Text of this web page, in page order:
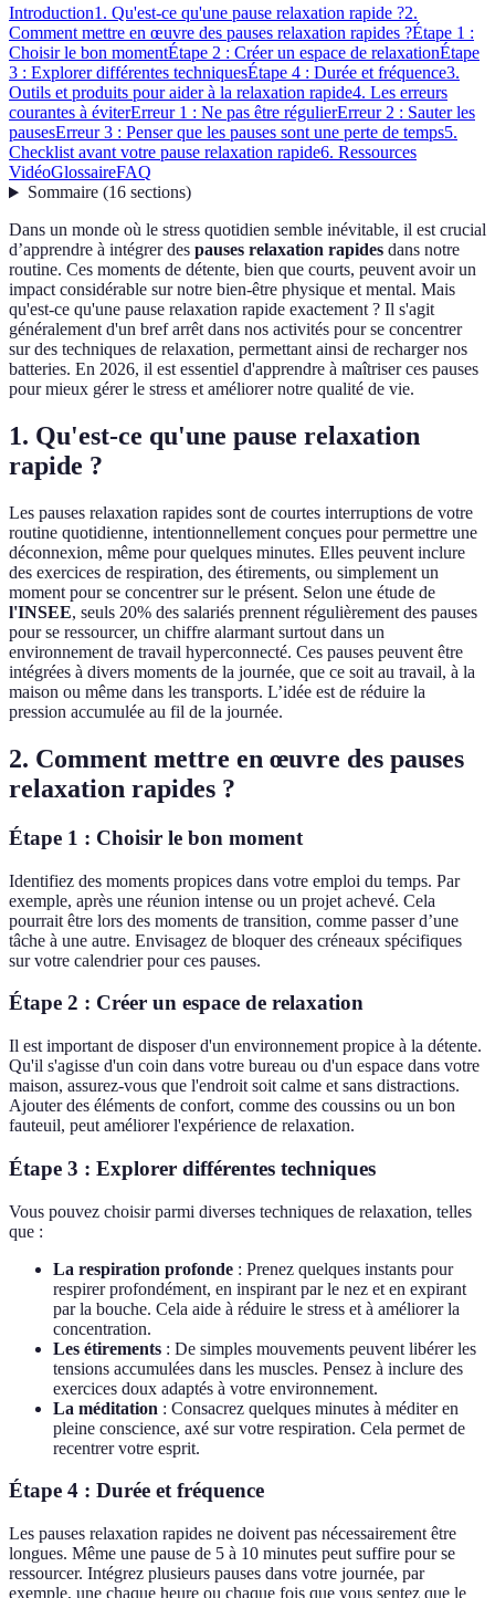
Introduction1. Qu'est-ce qu'une pause relaxation rapide ?2.
Comment mettre en œuvre des pauses relaxation rapides ?Étape 1 :
Choisir le bon momentÉtape 2 : Créer un espace de relaxationÉtape
3 : Explorer différentes techniquesÉtape 4 : Durée et fréquence3.
Outils et produits pour aider à la relaxation rapide4. Les erreurs
courantes à éviterErreur 1 : Ne pas être régulierErreur 2 : Sauter les
pausesErreur 3 : Penser que les pauses sont une perte de temps5.
Checklist avant votre pause relaxation rapide6. Ressources
VidéoGlossaireFAQ
Sommaire(16 sections)
Dans un monde où le stress quotidien semble inévitable, il est crucial
d’apprendre à intégrer des pauses relaxation rapides dans notre
routine. Ces moments de détente, bien que courts, peuvent avoir un
impact considérable sur notre bien-être physique et mental. Mais
qu'est-ce qu'une pause relaxation rapide exactement ? Il s'agit
généralement d'un bref arrêt dans nos activités pour se concentrer
sur des techniques de relaxation, permettant ainsi de recharger nos
batteries. En 2026, il est essentiel d'apprendre à maîtriser ces pauses
pour mieux gérer le stress et améliorer notre qualité de vie.
1. Qu'est-ce qu'une pause relaxation
rapide ?
Les pauses relaxation rapides sont de courtes interruptions de votre
routine quotidienne, intentionnellement conçues pour permettre une
déconnexion, même pour quelques minutes. Elles peuvent inclure
des exercices de respiration, des étirements, ou simplement un
moment pour se concentrer sur le présent. Selon une étude de
l'INSEE, seuls 20% des salariés prennent régulièrement des pauses
pour se ressourcer, un chiffre alarmant surtout dans un
environnement de travail hyperconnecté. Ces pauses peuvent être
intégrées à divers moments de la journée, que ce soit au travail, à la
maison ou même dans les transports. L’idée est de réduire la
pression accumulée au fil de la journée.
2. Comment mettre en œuvre des pauses
relaxation rapides ?
Étape 1 : Choisir le bon moment
Identifiez des moments propices dans votre emploi du temps. Par
exemple, après une réunion intense ou un projet achevé. Cela
pourrait être lors des moments de transition, comme passer d’une
tâche à une autre. Envisagez de bloquer des créneaux spécifiques
sur votre calendrier pour ces pauses.
Étape 2 : Créer un espace de relaxation
Il est important de disposer d'un environnement propice à la détente.
Qu'il s'agisse d'un coin dans votre bureau ou d'un espace dans votre
maison, assurez-vous que l'endroit soit calme et sans distractions.
Ajouter des éléments de confort, comme des coussins ou un bon
fauteuil, peut améliorer l'expérience de relaxation.
Étape 3 : Explorer différentes techniques
Vous pouvez choisir parmi diverses techniques de relaxation, telles
que :
La respiration profonde : Prenez quelques instants pour
respirer profondément, en inspirant par le nez et en expirant
par la bouche. Cela aide à réduire le stress et à améliorer la
concentration.
Les étirements : De simples mouvements peuvent libérer les
tensions accumulées dans les muscles. Pensez à inclure des
exercices doux adaptés à votre environnement.
La méditation : Consacrez quelques minutes à méditer en
pleine conscience, axé sur votre respiration. Cela permet de
recentrer votre esprit.
Étape 4 : Durée et fréquence
Les pauses relaxation rapides ne doivent pas nécessairement être
longues. Même une pause de 5 à 10 minutes peut suffire pour se
ressourcer. Intégrez plusieurs pauses dans votre journée, par
exemple, une chaque heure ou chaque fois que vous sentez que le